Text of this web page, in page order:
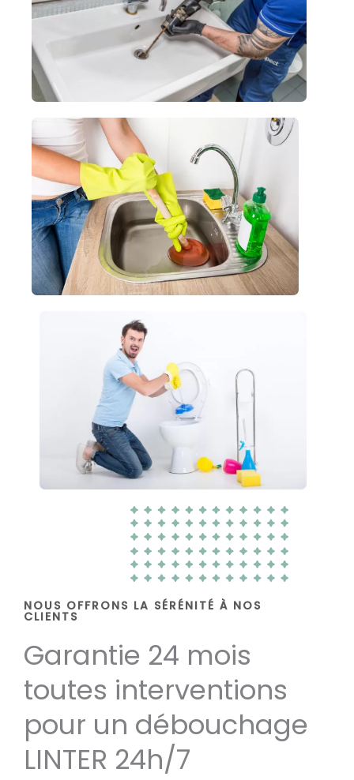
NOUS OFFRONS LA SÉRÉNITÉ À NOS
CLIENTS
Garantie 24 mois
toutes interventions
pour un débouchage
LINTER 24h/7